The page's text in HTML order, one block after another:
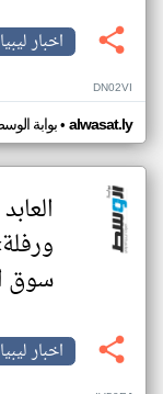
اخبار ليبيا
DN02VI
بوابة• alwasat.ly
سوق
اخبار ليبيا